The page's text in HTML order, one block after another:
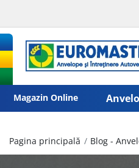
Magazin Online
Pagina principală Blog -